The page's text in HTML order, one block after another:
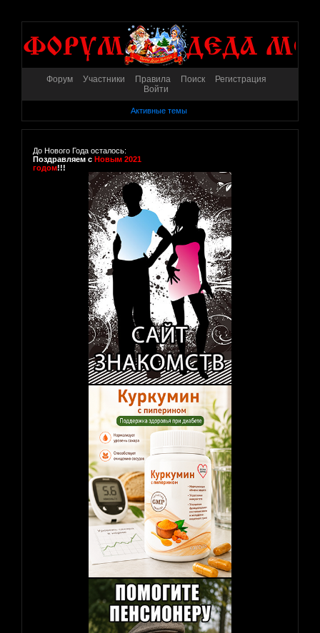
Форум Участники Правила Поиск
Регистрация
Войти
Активные темы
До Нового Года осталось:
Поздравляем с Новым 2021
годом!!!